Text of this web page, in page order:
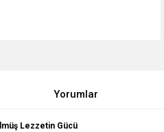
Yorumlar
Lezzetin Gücü